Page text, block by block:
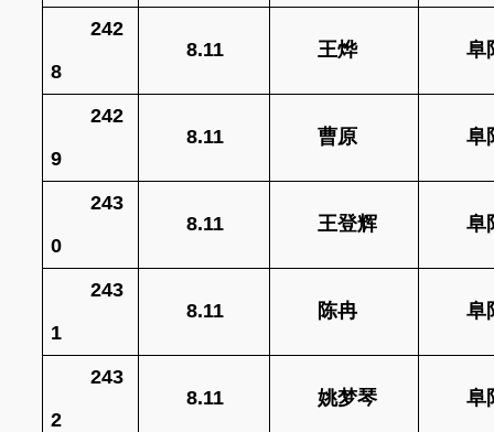
242
8
8.11 王烨 阜
242
9
8.11 曹原 阜
243
0
8.11 王登辉 阜
243
1
8.11 陈冉 阜
243
2
8.11 姚梦琴 阜